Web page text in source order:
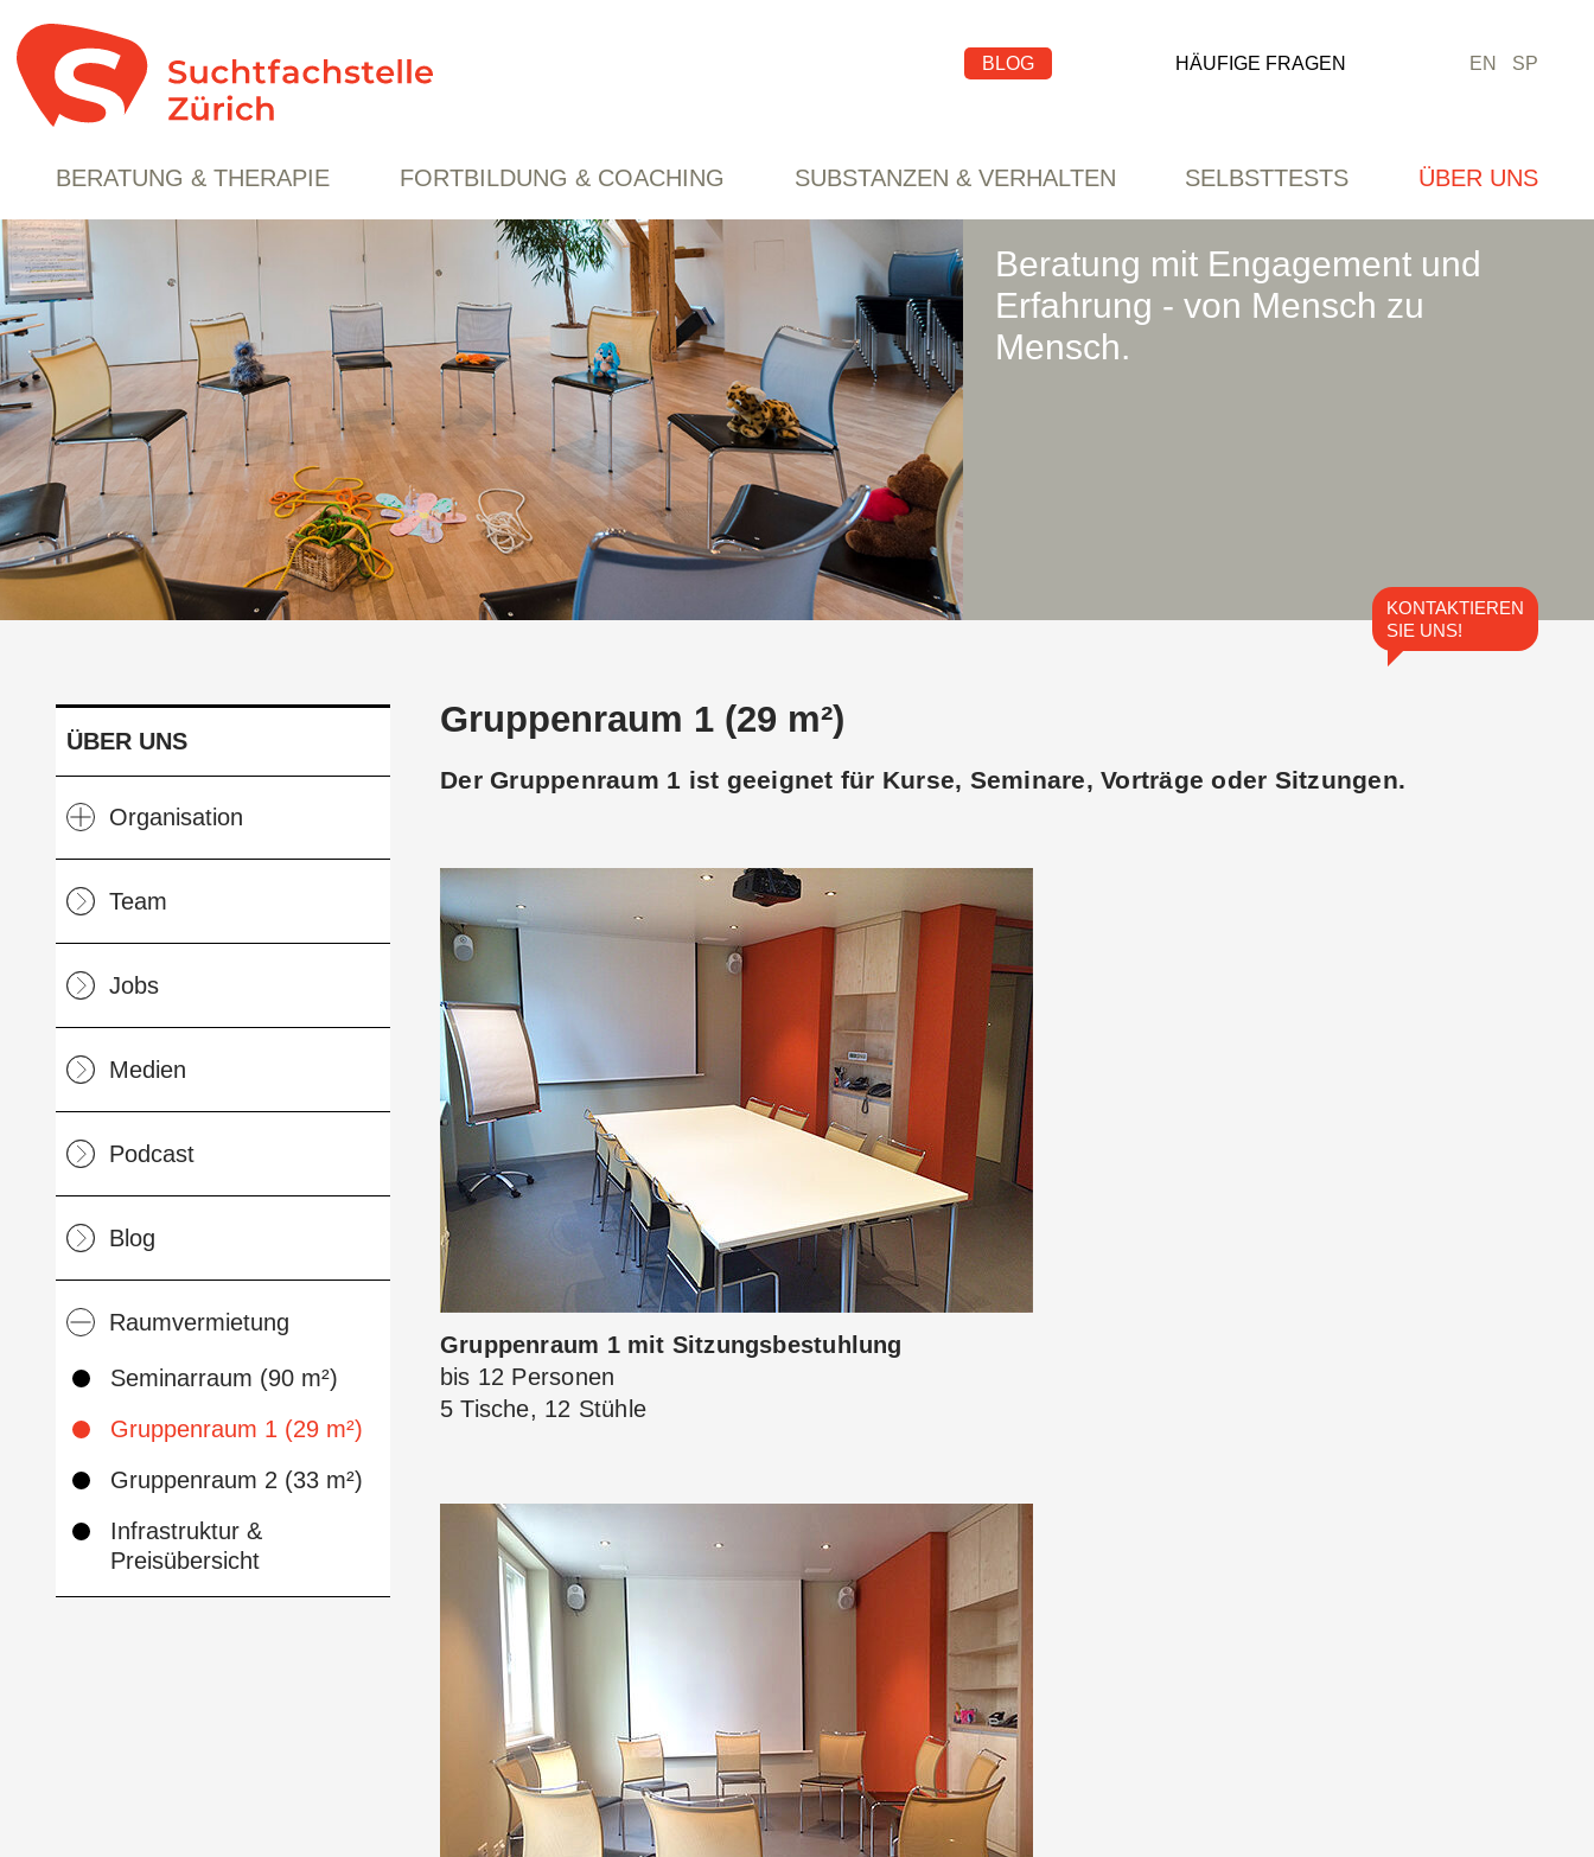
BLOG HÄUFIGE FRAGEN EN SP
BERATUNG & THERAPIE FORTBILDUNG & COACHING SUBSTANZEN & VERHALTEN SELBSTTESTS ÜBER UNS
KONTAKTIEREN
SIE UNS!
Beratung mit Engagement und
Erfahrung - von Mensch zu
Mensch.
ÜBER UNS
Organisation
Spenden
Qualitätsmangement
Team
Jobs
Medien
Podcast
Blog
Raumvermietung
Seminarraum (90 m²)
Gruppenraum 1 (29 m²)
Gruppenraum 2 (33 m²)
Infrastruktur &
Preisübersicht
Gruppenraum 1 (29 m²)
Der Gruppenraum 1 ist geeignet für Kurse, Seminare, Vorträge oder Sitzungen.
Gruppenraum 1 mit Sitzungsbestuhlung
bis 12 Personen
5 Tische, 12 Stühle